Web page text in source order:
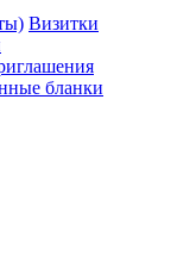
Визитки
бланки